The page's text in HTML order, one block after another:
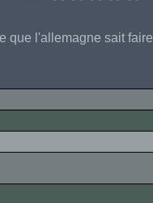
que l'allemagne sait faire